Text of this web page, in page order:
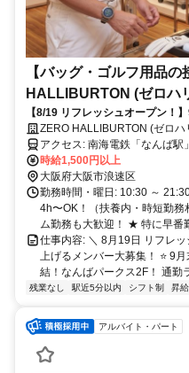
【バッグ・ゴルフ用品
HALLIBURTON (ゼロハ
店
【8/19 リフレッシュオープン！
日4h〜短時間＆扶養内OK！社割
フルタイム歓迎♪
ZERO HALLIBURTON (ゼロ
アクセス: 南海電鉄「なんば駅」中央口・南口直結 ・Osaka Metro御
堂筋線 「なんば駅」南改札口
駅」東改札口より徒歩約9分
時給1,500円以上
大阪府大阪市浪速区
勤務時間・曜日: 10:30 ～
4h〜OK！（扶養内・時短勤
ム勤務も大歓迎！ ★ 特に早番
仕事内容: ＼ 8月19日 リフレ
上げるメンバー大募集！ ⭐ 9
結！なんばパークス2F！ 通勤
残業なし 駅近5分以内 シフト制 昇
アルバイト・パート